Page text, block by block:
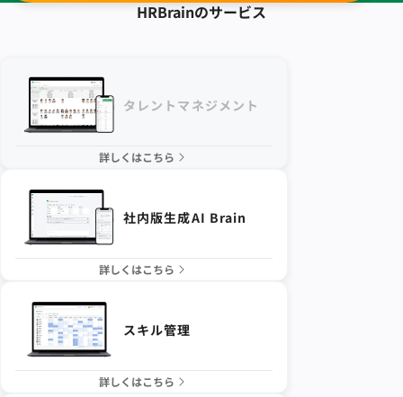
HRBrainのサービス
タレントマネジメント
詳しくはこちら
社内版生成AI Brain
詳しくはこちら
スキル管理
詳しくはこちら